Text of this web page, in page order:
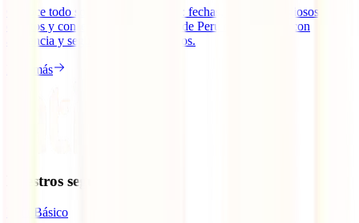
Conoce todo sobre el Jubileo 2025: fechas, destinos religiosos,
eventos y consejos para vivirlo desde Perú o en Europa, con
asistencia y seguro de viaje incluidos.
Leer más
Nuestros seguros
IATI Básico